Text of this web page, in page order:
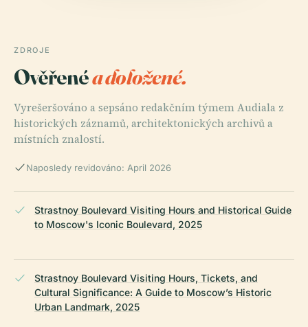
ZDROJE
Ověřenéa doložené.
Vyrešeršováno a sepsáno redakčním týmem Audiala z
historických záznamů, architektonických archivů a
místních znalostí.
Naposledy revidováno: April 2026
Strastnoy Boulevard Visiting Hours and Historical Guide
to Moscow's Iconic Boulevard, 2025
Strastnoy Boulevard Visiting Hours, Tickets, and
Cultural Significance: A Guide to Moscow’s Historic
Urban Landmark, 2025